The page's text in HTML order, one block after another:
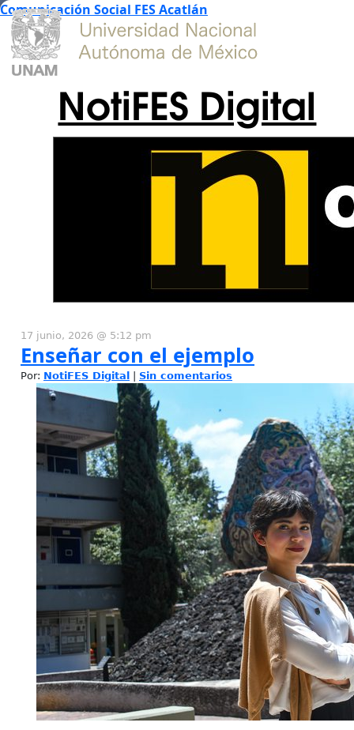
Comunicación Social FES Acatlán
NotiFES Digital
17 junio, 2026 @ 5:12 pm
Enseñar con el ejemplo
Por: NotiFES Digital Sin comentarios